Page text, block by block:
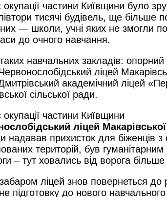
окупації частини Київщини було
тисячі будівель, ще більше
— школи, учні яких не змогли
до очного навчання.
навчальних закладів: опорний
ліцей
академічний ліцей
сільської ради.
окупації частини Київщини
ліцей
надавав прихисток для біженців з
територій, був
– тут ховались від ворога
ліцей знов повернеться до
підготовку до нового